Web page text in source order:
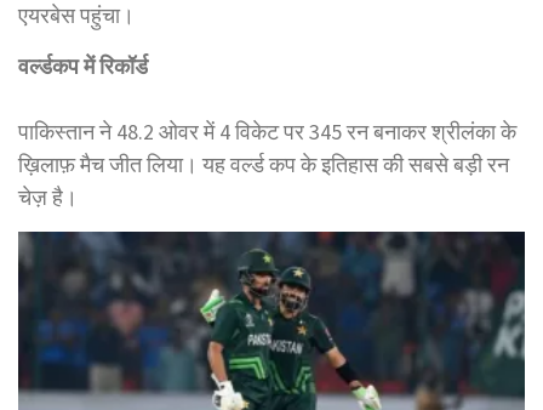
एयरबेस पहुंचा।
वर्ल्डकप में रिकॉर्ड
पाकिस्तान ने 48.2 ओवर में 4 विकेट पर 345 रन बनाकर श्रीलंका के
ख़िलाफ़ मैच जीत लिया। यह वर्ल्ड कप के इतिहास की सबसे बड़ी रन
चेज़ है।